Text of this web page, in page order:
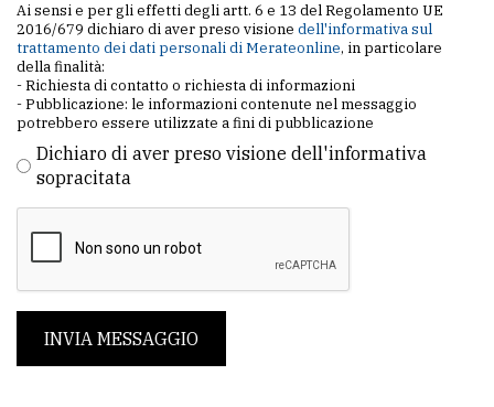
Ai sensi e per gli effetti degli artt. 6 e 13 del Regolamento UE
2016/679 dichiaro di aver preso visione dell'informativa sul
trattamento dei dati personali di Merateonline, in particolare
della finalità:
- Richiesta di contatto o richiesta di informazioni
- Pubblicazione: le informazioni contenute nel messaggio
potrebbero essere utilizzate a fini di pubblicazione
Dichiaro di aver preso visione dell'informativa
sopracitata
INVIA MESSAGGIO